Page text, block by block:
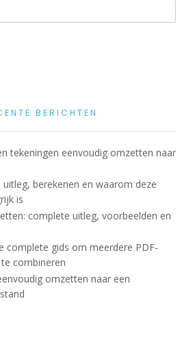
BERICHTEN
tekeningen eenvoudig omzetten naar
uitleg, berekenen en waarom deze
is
complete uitleg, voorbeelden en
complete gids om meerdere PDF-
combineren
omzetten naar een